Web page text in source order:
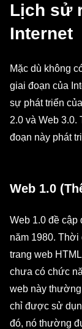
Lịch sử
Internet
Mặc dù không
giai đoạn của
sự phát triển
2.0 và Web 3.0.
đoạn này phát
Web 1.0
Web 1.0 đề cập
năm 1980. Thời
trang web
chưa có chức
web này
chỉ được sử
đó, nó thường